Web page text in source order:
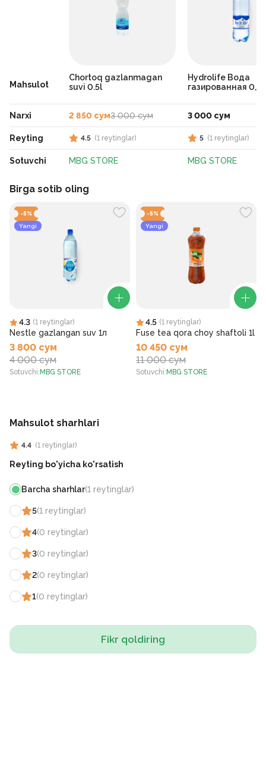
Mahsulot
Narxi
Reyting
Sotuvchi
Chortoq gazlanmagan
suvi 0.5l
2 850 сум3 000 сум
4.5 (1 reytinglar)
MBG STORE
Hydrolife Вода
газированная 0,5л
3 000 сум
5 (1 reytinglar)
MBG STORE
Birga sotib oling
-5%
Yangi
4.3 (1 reytinglar)
Nestle gazlangan suv 1л
3 800 сум
4 000 сум
Sotuvchi: MBG STORE
-5%
Yangi
4.5 (1 reytinglar)
Fuse tea qora choy shaftoli 1l
10 450 сум
11 000 сум
Sotuvchi: MBG STORE
Mahsulot sharhlari
4.4 (1 reytinglar)
Reyting bo'yicha ko'rsatish
Barcha sharhlar(1 reytinglar)
5(1 reytinglar)
4(0 reytinglar)
3(0 reytinglar)
2(0 reytinglar)
1(0 reytinglar)
Fikr qoldiring